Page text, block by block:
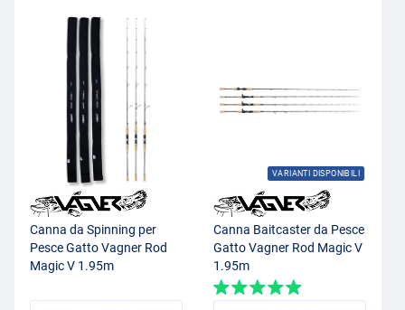
Canna da Spinning per
Pesce Gatto Vagner Rod
Magic V 1.95m
VARIANTI DISPONIBILI
Canna Baitcaster da Pesce
Gatto Vagner Rod Magic V
1.95m